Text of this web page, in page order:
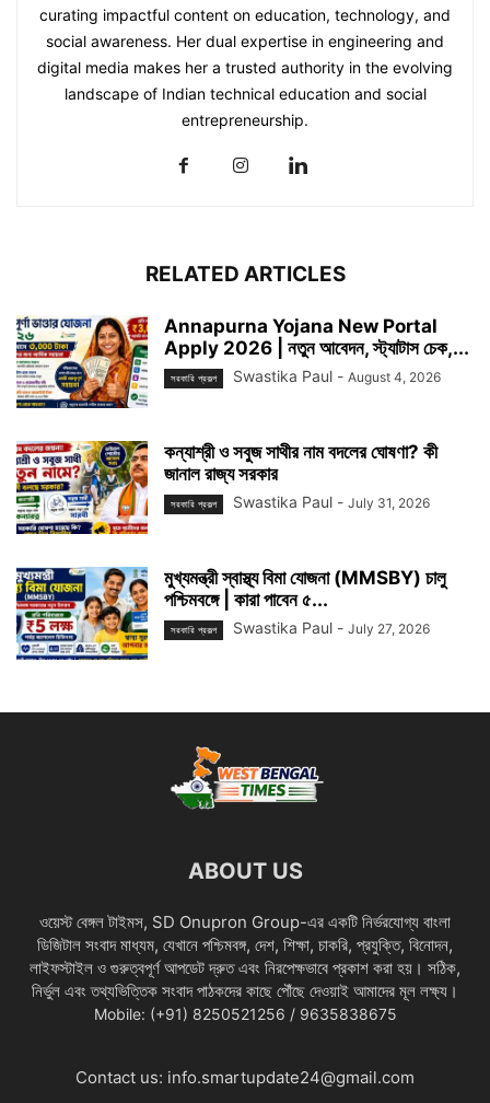
curating impactful content on education, technology, and
social awareness. Her dual expertise in engineering and
digital media makes her a trusted authority in the evolving
landscape of Indian technical education and social
entrepreneurship.
RELATED ARTICLES
Annapurna Yojana New Portal
Apply 2026 | নতুন আবেদন, স্ট্যাটাস চেক,...
সরকারি প্রকল্প Swastika Paul - August 4, 2026
কন্যাশ্রী ও সবুজ সাথীর নাম বদলের ঘোষণা? কী
জানাল রাজ্য সরকার
সরকারি প্রকল্প Swastika Paul - July 31, 2026
মুখ্যমন্ত্রী স্বাস্থ্য বিমা যোজনা (MMSBY) চালু
পশ্চিমবঙ্গে | কারা পাবেন ৫...
সরকারি প্রকল্প Swastika Paul - July 27, 2026
ABOUT US
ওয়েস্ট বেঙ্গল টাইমস, SD Onupron Group-এর একটি নির্ভরযোগ্য বাংলা
ডিজিটাল সংবাদ মাধ্যম, যেখানে পশ্চিমবঙ্গ, দেশ, শিক্ষা, চাকরি, প্রযুক্তি, বিনোদন,
লাইফস্টাইল ও গুরুত্বপূর্ণ আপডেট দ্রুত এবং নিরপেক্ষভাবে প্রকাশ করা হয়। সঠিক,
নির্ভুল এবং তথ্যভিত্তিক সংবাদ পাঠকদের কাছে পৌঁছে দেওয়াই আমাদের মূল লক্ষ্য।
Mobile: (+91) 8250521256 / 9635838675
Contact us: info.smartupdate24@gmail.com